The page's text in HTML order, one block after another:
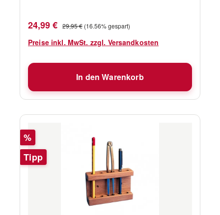
Verkaufspreis:
24,99 € Regulärer Preis:
29,95 € (16.56% gespart)
Preise inkl. MwSt. zzgl. Versandkosten
In den Warenkorb
Rabatt
%
Tipp